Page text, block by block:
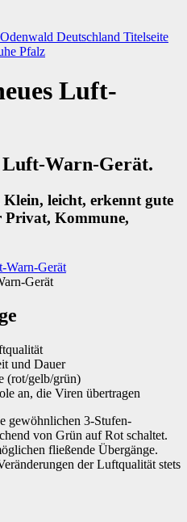
Odenwald Deutschland Titelseite
Pfalz
Luft-
Warn-Gerät.
leicht, erkennt gute
Kommune,
Gerät
und Dauer
(rot/gelb/grün)
an, die Viren übertragen
gewöhnlichen 3-Stufen-
von Grün auf Rot schaltet.
fließende Übergänge.
der Luftqualität stets